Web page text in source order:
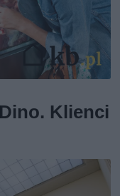
Klienci